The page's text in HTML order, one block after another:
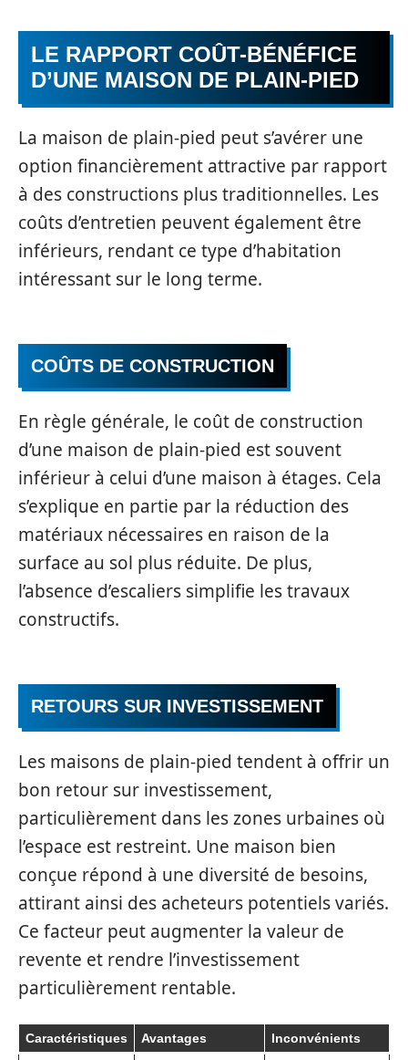
LE RAPPORT COÛT-BÉNÉFICE
D’UNE MAISON DE PLAIN-PIED
La maison de plain-pied peut s’avérer une
option financièrement attractive par rapport
à des constructions plus traditionnelles. Les
coûts d’entretien peuvent également être
inférieurs, rendant ce type d’habitation
intéressant sur le long terme.
COÛTS DE CONSTRUCTION
En règle générale, le coût de construction
d’une maison de plain-pied est souvent
inférieur à celui d’une maison à étages. Cela
s’explique en partie par la réduction des
matériaux nécessaires en raison de la
surface au sol plus réduite. De plus,
l’absence d’escaliers simplifie les travaux
constructifs.
RETOURS SUR INVESTISSEMENT
Les maisons de plain-pied tendent à offrir un
bon retour sur investissement,
particulièrement dans les zones urbaines où
l’espace est restreint. Une maison bien
conçue répond à une diversité de besoins,
attirant ainsi des acheteurs potentiels variés.
Ce facteur peut augmenter la valeur de
revente et rendre l’investissement
particulièrement rentable.
Caractéristiques Avantages Inconvénients